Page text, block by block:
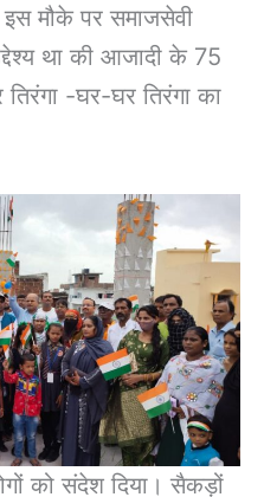
मौके पर समाजसेवी
था की आजादी के 75
-घर-घर तिरंगा का
को संदेश दिया। सैकड़ों